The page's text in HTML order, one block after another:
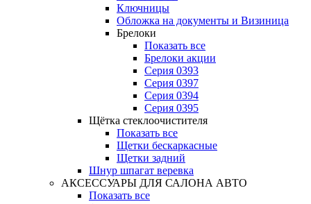
Ключницы
Обложка на документы и Визиница
Брелоки
Показать все
Брелоки акции
Серия 0393
Серия 0397
Серия 0394
Серия 0395
Щётка стеклоочистителя
Показать все
Щетки бескаркасные
Щетки задний
Шнур шпагат веревка
АКСЕССУАРЫ ДЛЯ САЛОНА АВТО
Показать все